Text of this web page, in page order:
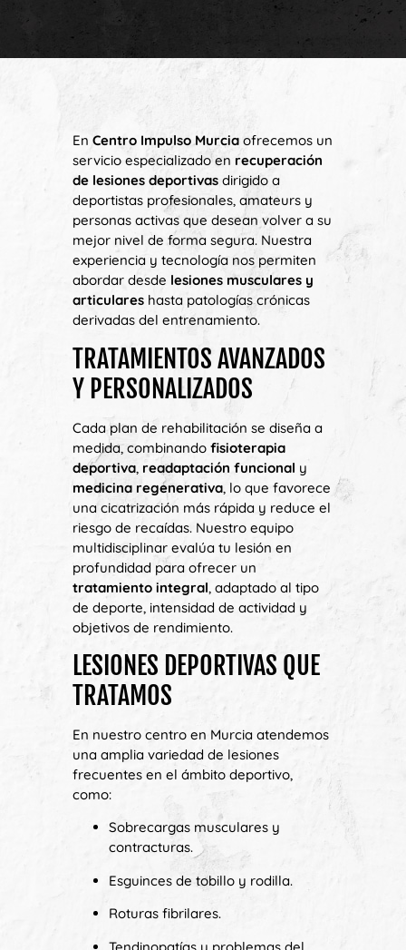
En Centro Impulso Murcia ofrecemos un
servicio especializado en recuperación
de lesiones deportivas dirigido a
deportistas profesionales, amateurs y
personas activas que desean volver a su
mejor nivel de forma segura. Nuestra
experiencia y tecnología nos permiten
abordar desde lesiones musculares y
articulares hasta patologías crónicas
derivadas del entrenamiento.
TRATAMIENTOS AVANZADOS
Y PERSONALIZADOS
Cada plan de rehabilitación se diseña a
medida, combinando fisioterapia
deportiva, readaptación funcional y
medicina regenerativa, lo que favorece
una cicatrización más rápida y reduce el
riesgo de recaídas. Nuestro equipo
multidisciplinar evalúa tu lesión en
profundidad para ofrecer un
tratamiento integral, adaptado al tipo
de deporte, intensidad de actividad y
objetivos de rendimiento.
LESIONES DEPORTIVAS QUE
TRATAMOS
En nuestro centro en Murcia atendemos
una amplia variedad de lesiones
frecuentes en el ámbito deportivo,
como:
Sobrecargas musculares y
contracturas.
Esguinces de tobillo y rodilla.
Roturas fibrilares.
Tendinopatías y problemas del